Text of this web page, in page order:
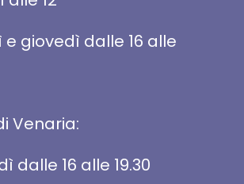
e giovedì dalle 16 alle
Venaria:
dalle 16 alle 19.30